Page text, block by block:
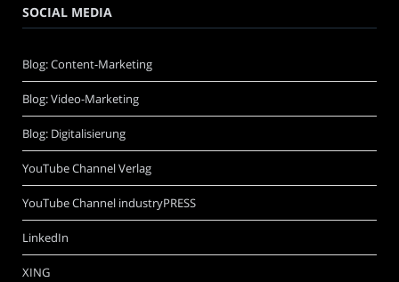
SOCIAL MEDIA
Blog: Content-Marketing
Blog: Video-Marketing
Blog: Digitalisierung
YouTube Channel Verlag
YouTube Channel industryPRESS
LinkedIn
XING